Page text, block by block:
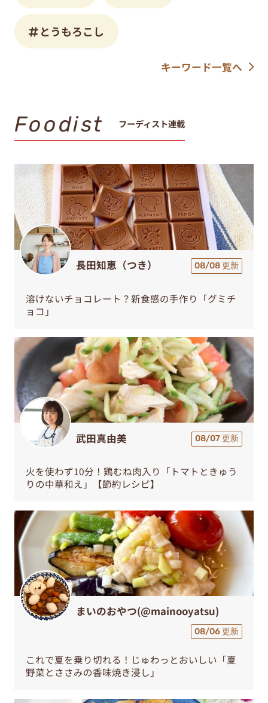
とうもろこし
キーワード一覧へ
Foodist フーディスト連載
長田知恵（つき） 08/08 更新
溶けないチョコレート？新食感の手作り「グミチ
ョコ」
武田真由美 08/07 更新
火を使わず10分！鶏むね肉入り「トマトときゅう
りの中華和え」【節約レシピ】
まいのおやつ(@mainooyatsu)
08/06 更新
これで夏を乗り切れる！じゅわっとおいしい「夏
野菜とささみの香味焼き浸し」